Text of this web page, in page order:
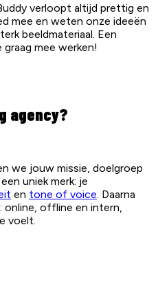
verloopt altijd prettig en
mee en weten onze ideeën
beeldmateriaal. Een
mee werken!
agency?
we jouw missie, doelgroep
uniek merk: je
en tone of voice. Daarna
online, offline en intern,
voelt.